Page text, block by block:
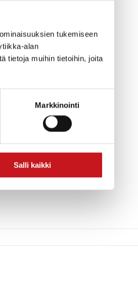
tukemiseen
alan
tietoja muihin tietoihin, joita
Markkinointi
Salli kaikki
vuonna 2019